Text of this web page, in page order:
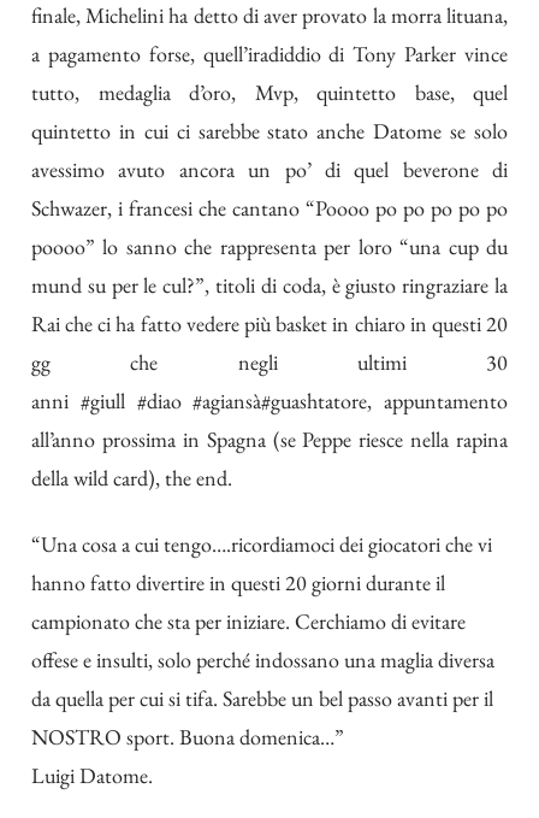
finale, Michelini ha detto di aver provato la morra lituana,
a pagamento forse, quell’iradiddio di Tony Parker vince
tutto, medaglia d’oro, Mvp, quintetto base, quel
quintetto in cui ci sarebbe stato anche Datome se solo
avessimo avuto ancora un po’ di quel beverone di
Schwazer, i francesi che cantano “Poooo po po po po po
poooo” lo sanno che rappresenta per loro “una cup du
mund su per le cul?”, titoli di coda, è giusto ringraziare la
Rai che ci ha fatto vedere più basket in chiaro in questi 20
gg che negli ultimi 30
anni #giull #diao #agiansà#guashtatore, appuntamento
all’anno prossima in Spagna (se Peppe riesce nella rapina
della wild card), the end.
“Una cosa a cui tengo….ricordiamoci dei giocatori che vi
hanno fatto divertire in questi 20 giorni durante il
campionato che sta per iniziare. Cerchiamo di evitare
offese e insulti, solo perché indossano una maglia diversa
da quella per cui si tifa. Sarebbe un bel passo avanti per il
NOSTRO sport. Buona domenica…”
Luigi Datome.